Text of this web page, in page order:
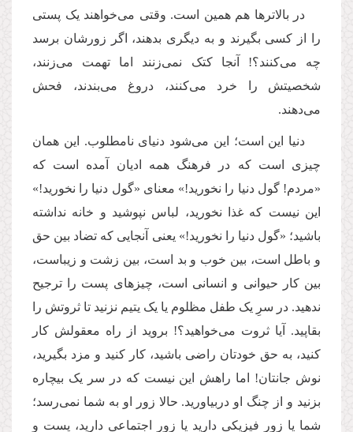
در بالاترها هم همین است. وقتی می‌خواهند یک پستی
را از کسی بگیرند و به دیگری بدهند، اگر زورشان برسد
چه می‌کنند؟! آنجا کتک نمی‌زنند اما تهمت می‌زنند،
شخصیتش را خرد می‌کنند، دروغ می‌بندند، فحش
می‌دهند.
دنیا این است؛ این می‌شود دنیای نامطلوب. این همان
چیزی است که در فرهنگ همه ادیان آمده است که
«مردم! گول دنیا را نخورید!» معنای «گول دنیا را نخورید!»
این نیست که غذا نخورید، لباس نپوشید و خانه نداشته
باشید؛ «گول دنیا را نخورید!» یعنی آنجایی که تضاد بین حق
و باطل است، بین خوب و بد است، بین زشت و زیباست،
بین کار حیوانی و انسانی است، چیزهای پست را ترجیح
ندهید. در سرِ یک طفل مظلوم یا یک یتیم نزنید تا ثروتش را
بقاپید. آیا ثروت می‌خواهید؟! بروید از راه معقولش کار
کنید، به حق خودتان راضی باشید، کار کنید و مزد بگیرید،
نوش جانتان! اما راهش این نیست که در سر یک بیچاره
بزنید و از چنگ او دربیاورید. حالا زور او به شما نمی‌رسد؛
شما یا زور فیزیکی دارید یا زور اجتماعی دارید، پست و